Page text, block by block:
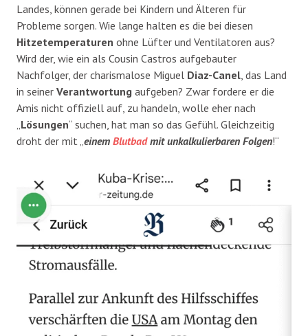
Landes, können gerade bei Kindern und Älteren für
Probleme sorgen. Wie lange halten es die bei diesen
Hitzetemperaturen ohne Lüfter und Ventilatoren aus?
Wird der, wie ein als Cousin Castros aufgebauter
Nachfolger, der charismalose Miguel Diaz-Canel , das Land
in seiner Verantwortung aufgeben? Zwar fordere er die
Amis nicht offiziell auf, zu handeln, wolle eher nach
Lösungen“ suchen, hat man so das Gefühl. Gleichzeitig
droht der mit „ einem Blutbadmit unkalkulierbaren Folgen!“